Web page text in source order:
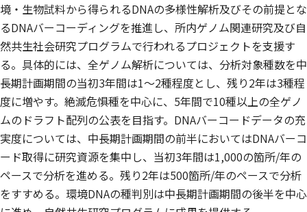
境・生物試料から得られるDNAの多様性解析及びその前提とな
るDNAバーコーディングを推進し、所内ゲノム関連研究及び自
然共生社会研究プログラムで行われるプロジェクトを支援す
る。具体的には、全ゲノム解析については、分析対象種数を中
長期計画期間の当初3年間は1〜2種程度とし、残り2年は3種程
度に増やす。絶滅危惧種を中心に、5年間で10種以上の全ゲノ
ムのドラフト配列の公表を目指す。DNAバーコードデータの充
実度については、中長期計画期間の前半においてはDNAバーコ
ード取得に研究資源を集中し、当初3年間は1,000の箇所/年の
ペースで分析を進める。残り2年は500箇所/年のペースで分析
をすすめる。環境DNAの種判別は中長期計画期間の後半を中心